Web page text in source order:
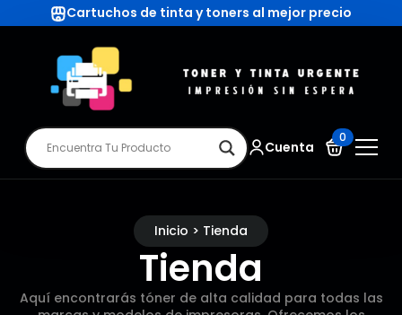
Cartuchos de tinta y toners al mejor precio
Cuenta
0
Inicio > Tienda
Tienda
Aquí encontrarás tóner de alta calidad para todas las